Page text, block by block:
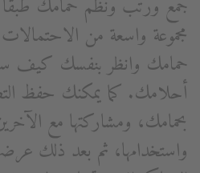
جمّع ورتّب ونظّم حمامك
مجموعة واسعة من الاحتمالات
حمامك وانظر بنفسك كيف
أحلامك. كما يمكنك حفظ
بحمامك، ومشاركتها مع
واستخدامها، ثم بعد ذلك